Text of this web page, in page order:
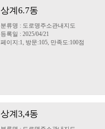
상계6.7동
분류명 : 도로명주소관내지도
등록일 : 2025/04/21
페이지:1, 방문:105, 만족도:100점
상계3,4동